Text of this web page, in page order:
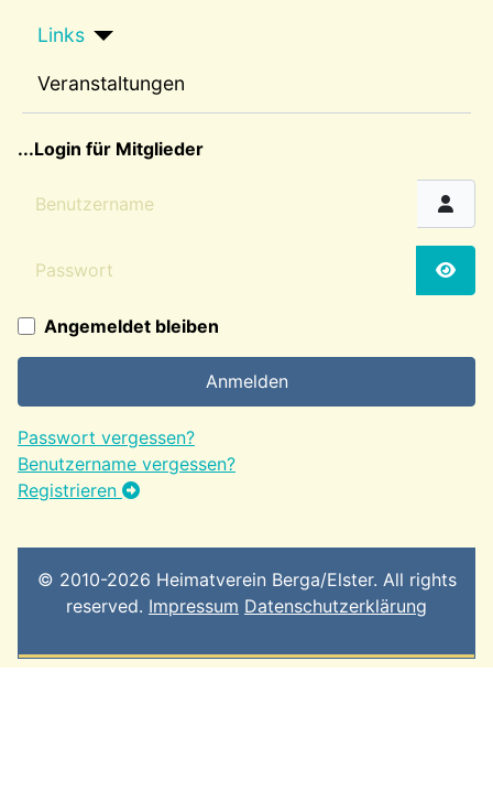
Links
Veranstaltungen
...Login für Mitglieder
Benutzername
Angemeldet bleiben
Anmelden
Passwort vergessen?
Benutzername vergessen?
Registrieren
© 2010-2026 Heimatverein Berga/Elster. All rights
reserved. Impressum Datenschutzerklärung